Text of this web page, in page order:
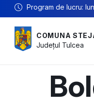
Program de lucru:
COMUNA
Județul Tulcea